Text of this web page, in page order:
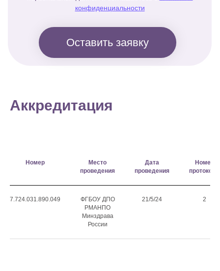
Аккредитация
Номер
Место
проведения
Дата
проведения
Номер
протокола
7.724.031.890.049
ФГБОУ ДПО
РМАНПО
Минздрава
России
21/5/24 2
Первая консультация - ваша
стратегия лечения:
✓ Индивидуальный план терапии